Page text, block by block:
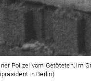
Polizei vom Getöteten, im
in Berlin)